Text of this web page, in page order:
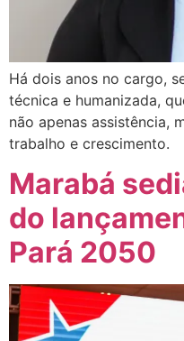
Há dois anos no cargo,
técnica e humanizada,
não apenas assistência,
trabalho e crescimento.
Marabá
do
Pará 2050